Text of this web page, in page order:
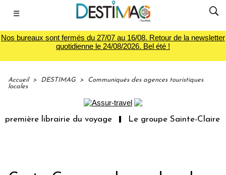
☰
Nos bureaux sont fermés du 27/07 au 16/08. Retour de la newsletter
quotidienne le 24/08/2026. Bel été !
Accueil > DESTIMAG >
Communiqués des agences touristiques
locales
librairie du voyage Le groupe Sainte-Claire